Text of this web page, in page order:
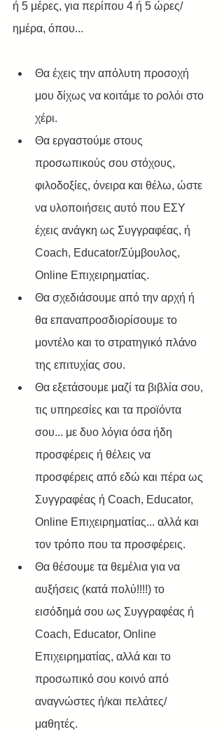
ή 5 μέρες, για περίπου 4 ή 5 ώρες/
ημέρα, όπου...
Θα έχεις την απόλυτη προσοχή
μου δίχως να κοιτάμε το ρολόι στο
χέρι.
Θα εργαστούμε στους
προσωπικούς σου στόχους,
φιλοδοξίες, όνειρα και θέλω, ώστε
να υλοποιήσεις αυτό που ΕΣΥ
έχεις ανάγκη ως Συγγραφέας, ή
Coach, Educator/Σύμβουλος,
Online Επιχειρηματίας.
Θα σχεδιάσουμε από την αρχή ή
θα επαναπροσδιορίσουμε το
μοντέλο και το στρατηγικό πλάνο
της επιτυχίας σου.
Θα εξετάσουμε μαζί τα βιβλία σου,
τις υπηρεσίες και τα προϊόντα
σου... με δυο λόγια όσα ήδη
προσφέρεις ή θέλεις να
προσφέρεις από εδώ και πέρα ως
Συγγραφέας ή Coach, Educator,
Online Επιχειρηματίας... αλλά και
τον τρόπο που τα προσφέρεις.
Θα θέσουμε τα θεμέλια για να
αυξήσεις (κατά πολύ!!!!) το
εισόδημά σου ως Συγγραφέας ή
Coach, Educator, Online
Επιχειρηματίας, αλλά και το
προσωπικό σου κοινό από
αναγνώστες ή/και πελάτες/
μαθητές.